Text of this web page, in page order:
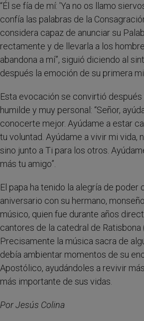
“Él se fía de mí: 'Ya no os llamo
confía las palabras de la
considera capaz de anunciar su
rectamente y de llevarla a los
abandona a mí”, siguió diciendo al
después la emoción de su primera
Esta evocación se convirtió después
humilde y muy personal: “Señor,
conocerte mejor. Ayúdame a estar
tu voluntad. Ayúdame a vivir mi vida,
sino junto a Ti para los otros.
más tu amigo”.
El papa ha tenido la alegría de poder
aniversario con su hermano,
músico, quien fue durante años
cantores de la catedral de Ratisbona
Precisamente la música sacra de
debía ambientar momentos de su
Apostólico, ayudándoles a revivir
más importante de sus vidas.
Por Jesús Colina